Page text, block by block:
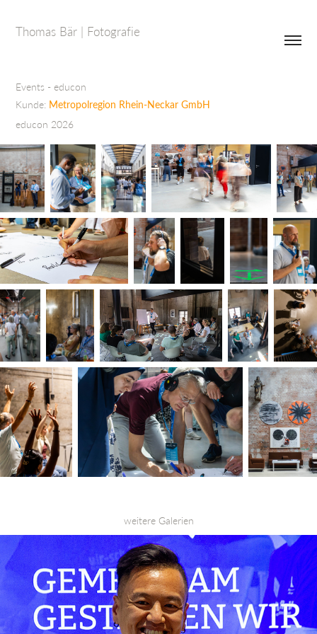
Thomas Bär | Fotografie
Events - educon
Kunde: Metropolregion Rhein-Neckar GmbH
educon 2026
weitere Galerien
Events 1